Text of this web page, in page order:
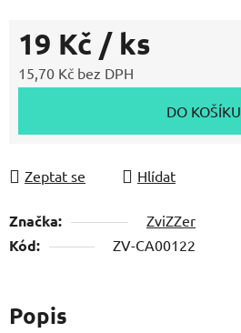
19 Kč / ks
15,70 Kč bez DPH
DO KOŠÍKU
Zeptat se Hlídat
Značka: ZviZZer
Kód: ZV-CA00122
Popis